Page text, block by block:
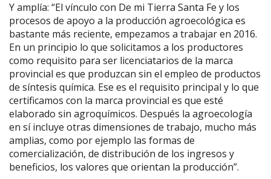
Y amplía: “El vínculo con De mi Tierra Santa Fe y los
procesos de apoyo a la producción agroecológica es
bastante más reciente, empezamos a trabajar en 2016.
En un principio lo que solicitamos a los productores
como requisito para ser licenciatarios de la marca
provincial es que produzcan sin el empleo de productos
de síntesis química. Ese es el requisito principal y lo que
certificamos con la marca provincial es que esté
elaborado sin agroquímicos. Después la agroecología
en sí incluye otras dimensiones de trabajo, mucho más
amplias, como por ejemplo las formas de
comercialización, de distribución de los ingresos y
beneficios, los valores que orientan la producción”.